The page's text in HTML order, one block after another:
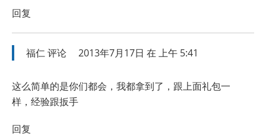
回复
福仁评论 2013年7月17日 在 上午 5:41
这么简单的是你们都会，我都拿到了，跟上面礼包一
样，经验跟扳手
回复